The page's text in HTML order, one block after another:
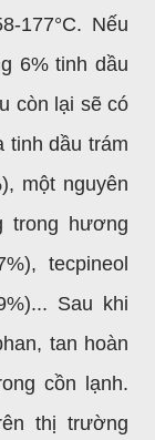
177°C. Nếu
6% tinh dầu
còn lại sẽ có
tinh dầu trám
một nguyên
trong hương
tecpineol
Sau khi
tan hoàn
cồn lạnh.
thị trường